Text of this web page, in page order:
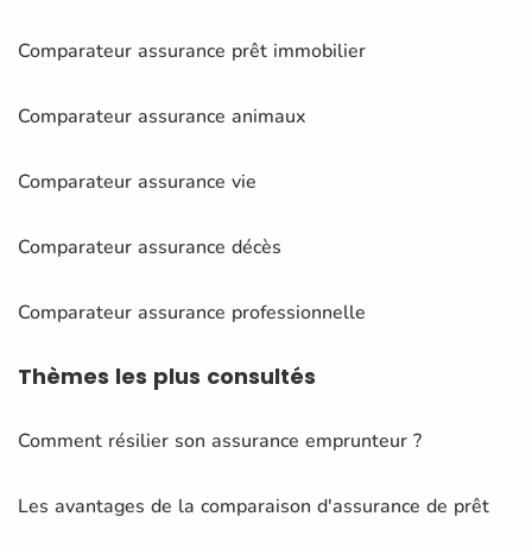
Comparateur assurance prêt immobilier
Comparateur assurance animaux
Comparateur assurance vie
Comparateur assurance décès
Comparateur assurance professionnelle
Thèmes les plus consultés
Comment résilier son assurance emprunteur ?
Les avantages de la comparaison d'assurance de prêt